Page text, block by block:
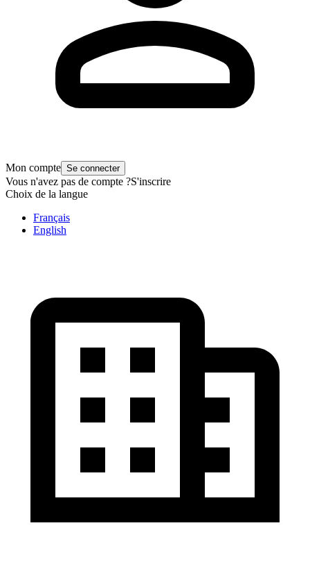
Mon compte Se connecter
Vous n'avez pas de compte ?S'inscrire
Choix de la langue
Français
English